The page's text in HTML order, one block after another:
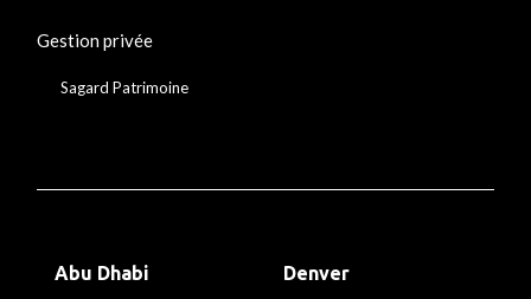
Gestion privée
Sagard Patrimoine
Abu Dhabi Denver